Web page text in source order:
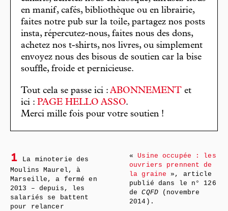
en manif, cafés, bibliothèque ou en librairie,
faites notre pub sur la toile, partagez nos posts
insta, répercutez-nous, faites nous des dons,
achetez nos t-shirts, nos livres, ou simplement
envoyez nous des bisous de soutien car la bise
souffle, froide et pernicieuse.
Tout cela se passe ici : ABONNEMENT et
ici : PAGE HELLO ASSO.
Merci mille fois pour votre soutien !
1
La minoterie des
Moulins Maurel, à
Marseille, a fermé en
2013 – depuis, les
salariés se battent
pour relancer
«Usine occupée : les
ouvriers prennent de
la graine », article
publié dans le n° 126
deCQFD
(novembre
2014).